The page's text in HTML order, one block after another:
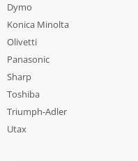
Dymo
Konica Minolta
Olivetti
Panasonic
Sharp
Toshiba
Triumph-Adler
Utax